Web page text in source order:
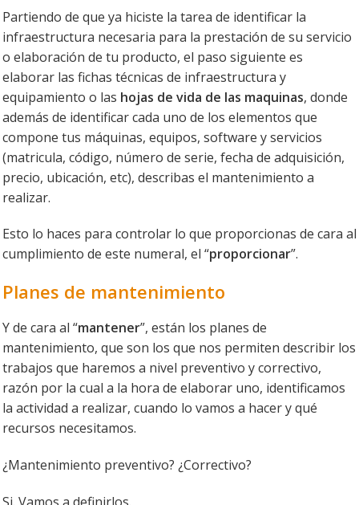
Partiendo de que ya hiciste la tarea de identificar la
infraestructura necesaria para la prestación de su servicio
o elaboración de tu producto, el paso siguiente es
elaborar las fichas técnicas de infraestructura y
equipamiento o las hojas de vida de las maquinas, donde
además de identificar cada uno de los elementos que
compone tus máquinas, equipos, software y servicios
(matricula, código, número de serie, fecha de adquisición,
precio, ubicación, etc), describas el mantenimiento a
realizar.
Esto lo haces para controlar lo que proporcionas de cara al
cumplimiento de este numeral, el “proporcionar”.
Planes de mantenimiento
Y de cara al “mantener”, están los planes de
mantenimiento, que son los que nos permiten describir los
trabajos que haremos a nivel preventivo y correctivo,
razón por la cual a la hora de elaborar uno, identificamos
la actividad a realizar, cuando lo vamos a hacer y qué
recursos necesitamos.
¿Mantenimiento preventivo? ¿Correctivo?